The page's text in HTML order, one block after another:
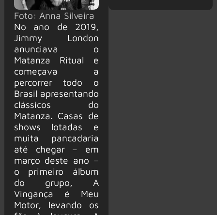
Foto: Anna Silveira
No ano de 2019,
Jimmy London
anunciava o
Matanza Ritual e
começava a
percorrer todo o
Brasil apresentando
clássicos do
Matanza. Casas de
shows lotadas e
muita pancadaria
até chegar – em
março deste ano –
o primeiro álbum
do grupo, A
Vingança é Meu
Motor, levando os